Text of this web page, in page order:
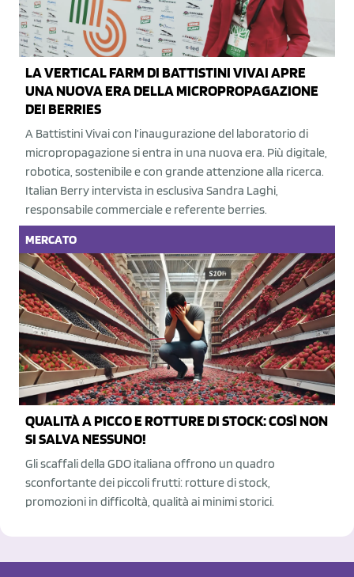
LA VERTICAL FARM DI BATTISTINI VIVAI APRE
UNA NUOVA ERA DELLA MICROPROPAGAZIONE
DEI BERRIES
A Battistini Vivai con l’inaugurazione del laboratorio di
micropropagazione si entra in una nuova era. Più digitale,
robotica, sostenibile e con grande attenzione alla ricerca.
Italian Berry intervista in esclusiva Sandra Laghi,
responsabile commerciale e referente berries.
MERCATO
QUALITÀ A PICCO E ROTTURE DI STOCK: COSÌ NON
SI SALVA NESSUNO!
Gli scaffali della GDO italiana offrono un quadro
sconfortante dei piccoli frutti: rotture di stock,
promozioni in difficoltà, qualità ai minimi storici.